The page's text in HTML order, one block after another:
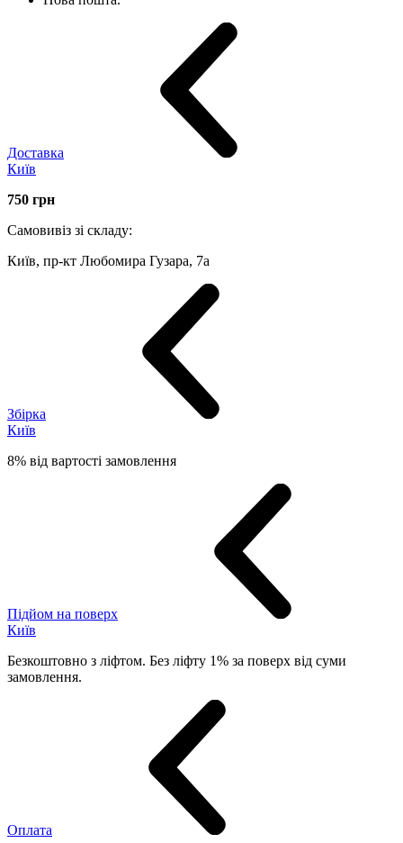
Доставка
Київ
750 грн
Самовивіз зі складу:
Київ, пр-кт Любомира Гузара, 7а
Збірка
Київ
8% від вартості замовлення
Підйом на поверх
Київ
Безкоштовно з ліфтом. Без ліфту 1% за поверх від суми
замовлення.
Оплата